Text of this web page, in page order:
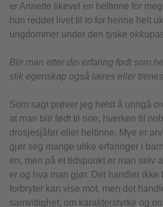
er Annette likevel en heltinne for
hun reddet livet til to for henne helt
ungdommer under den tyske
Blir man etter din erfaring født som
slik egenskap også læres eller
Som sagt prøver jeg helst å unngå
at man blir født til noe, hverken til
drosjesjåfør eller heltinne. Mye er
gjør seg mange ulike erfaringer i
en, men på et tidspunkt er man selv
er og hva man gjør. Det handler ikke
forbryter kan vise mot, men det
samvittighet, om karakterstyrke og